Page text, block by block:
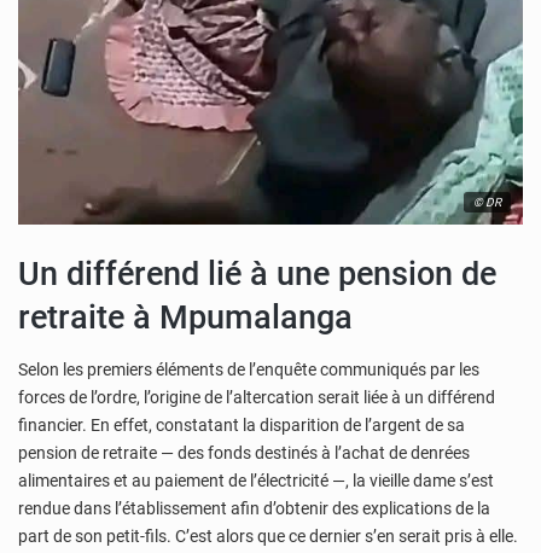
© DR
Un différend lié à une pension de
retraite à Mpumalanga
Selon les premiers éléments de l’enquête communiqués par les
forces de l’ordre, l’origine de l’altercation serait liée à un différend
financier. En effet, constatant la disparition de l’argent de sa
pension de retraite — des fonds destinés à l’achat de denrées
alimentaires et au paiement de l’électricité —, la vieille dame s’est
rendue dans l’établissement afin d’obtenir des explications de la
part de son petit-fils. C’est alors que ce dernier s’en serait pris à elle.